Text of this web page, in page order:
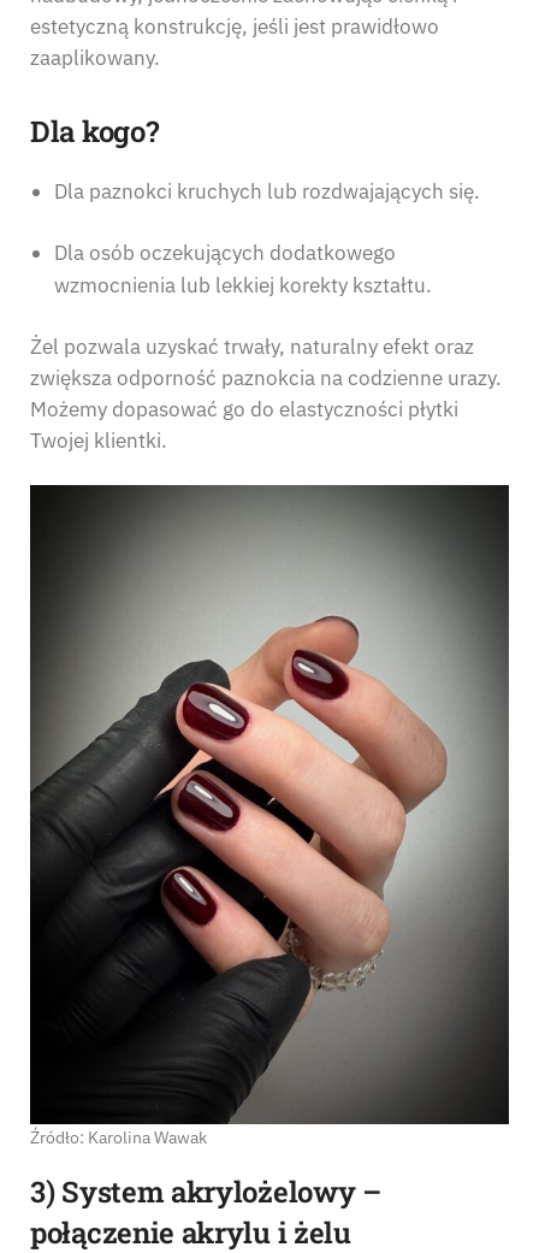
estetyczną konstrukcję, jeśli jest prawidłowo
zaaplikowany.
Dla kogo?
Dla paznokci kruchych lub rozdwajających się.
Dla osób oczekujących dodatkowego
wzmocnienia lub lekkiej korekty kształtu.
Żel pozwala uzyskać trwały, naturalny efekt oraz
zwiększa odporność paznokcia na codzienne urazy.
Możemy dopasować go do elastyczności płytki
Twojej klientki.
Źródło: Karolina Wawak
3) System akrylożelowy –
połączenie akrylu i żelu